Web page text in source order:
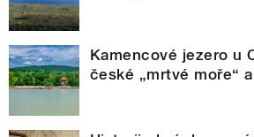
Kamencové jezero u
české „mrtvé moře“